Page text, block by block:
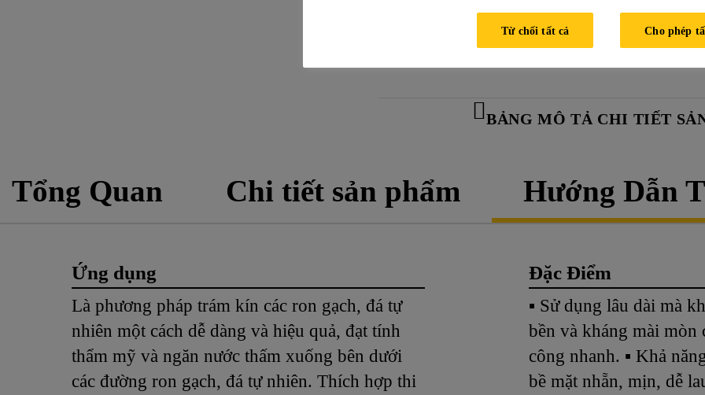
mịn, dễ lau chùi.
BẢNG MÔ TẢ CHI TIẾT
Tổng Quan Chi tiết sản phẩm Hướng Dẫn
Ứng dụng
Là phương pháp trám kín các ron gạch, đá tự
nhiên một cách dễ dàng và hiệu quả, đạt tính
thẩm mỹ và ngăn nước thấm xuống bên dưới
các đường ron gạch, đá tự nhiên. Thích hợp thi
Đặc Điểm
▪ Sử dụng lâu dài mà
bền và kháng mài mòn
công nhanh. ▪ Khả
bề mặt nhẵn, mịn, dễ
Từ chối tất cả Cho phép